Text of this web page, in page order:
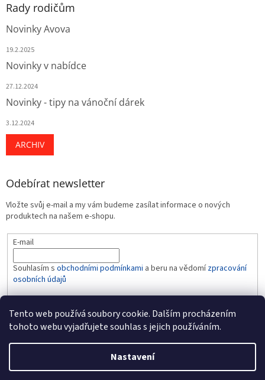
Tento web používá soubory cookie. Dalším procházením
tohoto webu vyjadřujete souhlas s jejich používáním.
Nastavení
Rady rodičům
Novinky Avova
19.2.2025
Novinky v nabídce
27.12.2024
Novinky - tipy na vánoční dárek
3.12.2024
ARCHIV
Odebírat newsletter
Vložte svůj e-mail a my vám budeme zasílat informace o nových
produktech na našem e-shopu.
E-mail
Souhlasím s obchodními podmínkami a beru na vědomízpracování
osobních údajů
PŘIHLÁSIT SE
Vytvořil Shoptet